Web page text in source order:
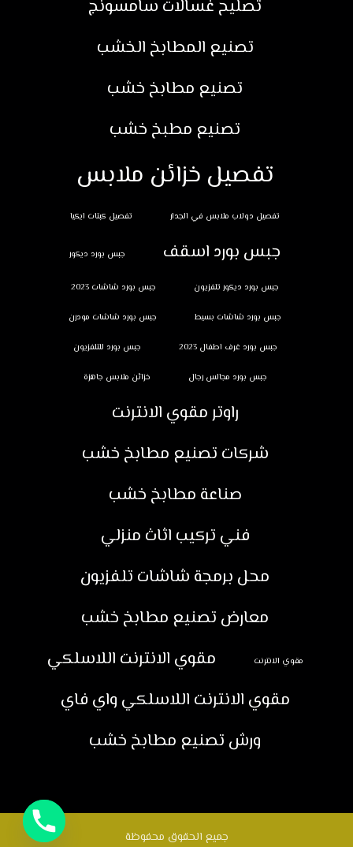
تصليح غسالات سامسونج
تصنيع المطابخ الخشب
تصنيع مطابخ خشب
تصنيع مطبخ خشب
تفصيل خزائن ملابس
تفصيل دولاب ملابس في الجدار تفصيل كبتات ايكيا
جبس بورد اسقف جبس بورد ديكور
جبس بورد ديكور تلفزيون جبس بورد شاشات 2023
جبس بورد شاشات بسيط جبس بورد شاشات مودرن
جبس بورد غرف اطفال 2023 جبس بورد للتلفزيون
جبس بورد مجالس رجال خزائن ملابس جاهزة
راوتر مقوي الانترنت
شركات تصنيع مطابخ خشب
صناعة مطابخ خشب
فني تركيب اثاث منزلي
محل برمجة شاشات تلفزيون
معارض تصنيع مطابخ خشب
مقوي الانترنت
مقوي الانترنت اللاسلكي
مقوي الانترنت اللاسلكي واي فاي
ورش تصنيع مطابخ خشب
جميع الحقوق محفوظة